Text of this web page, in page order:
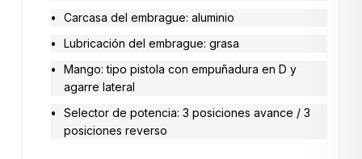
Carcasa del embrague: aluminio
Lubricación del embrague: grasa
Mango: tipo pistola con empuñadura en D y
agarre lateral
Selector de potencia: 3 posiciones avance / 3
posiciones reverso